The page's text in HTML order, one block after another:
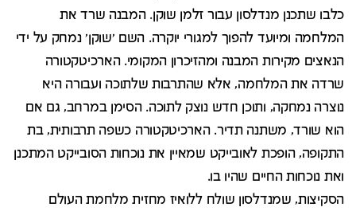
כלבו שתכנן מנדלסון עבור זלמן שוקן. המבנה שרד את
המלחמה ומיועד להפוך למגורי יוקרה. השם 'שוקן' נמחק על ידי
הנאצים מקירות המבנה ומהזיכרון המקומי. הארכיטקטורה
שרדה את המלחמה, אלא שהתרבות שלתוכה ועבורה היא
נוצרה נמחקה, ותוכן חדש נוצק לתוכה. הסימן במרחב, גם אם
הוא שורד, משתנה תדיר. הארכיטקטורה כשפה תרבותית, בת
התקופה, הופכת לאובייקט שמאיין את נוכחות הסובייקט המתכנן
ואת נוכחות החיים שהיו בו.
הסקיצות, שמנדלסון שולח ללואיז מחזית מלחמת העולם